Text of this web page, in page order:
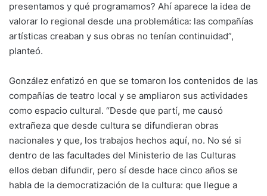
presentamos y qué programamos? Ahí aparece la idea de
valorar lo regional desde una problemática: las compañías
artísticas creaban y sus obras no tenían continuidad”,
planteó.
González enfatizó en que se tomaron los contenidos de las
compañías de teatro local y se ampliaron sus actividades
como espacio cultural. “Desde que partí, me causó
extrañeza que desde cultura se difundieran obras
nacionales y que, los trabajos hechos aquí, no. No sé si
dentro de las facultades del Ministerio de las Culturas
ellos deban difundir, pero sí desde hace cinco años se
habla de la democratización de la cultura: que llegue a